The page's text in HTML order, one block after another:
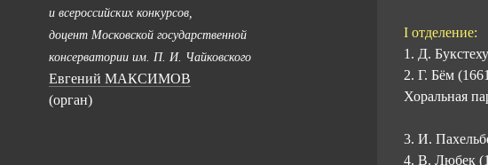
и всероссийских конкурсов,
доцент Московской государственной
консерватории им. П. И. Чайковского
Евгений МАКСИМОВ
(орган)
I отделение:
1. Д.
2. Г. Бём
Хоральная
3. И.
4. В. Любек